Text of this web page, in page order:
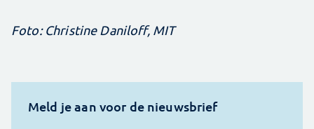
Foto: Christine Daniloff, MIT
Meld je aan voor de nieuwsbrief